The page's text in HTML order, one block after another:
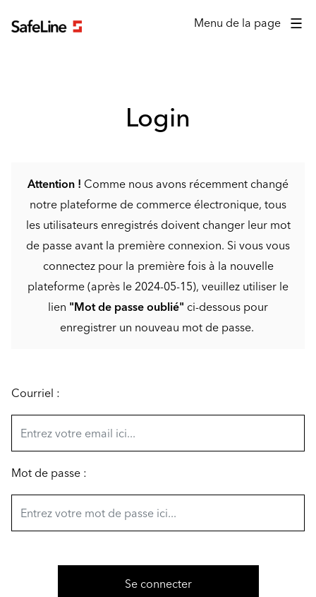
Menu de la page
Login
Attention ! Comme nous avons récemment changé
notre plateforme de commerce électronique, tous
les utilisateurs enregistrés doivent changer leur mot
de passe avant la première connexion. Si vous vous
connectez pour la première fois à la nouvelle
plateforme (après le 2024-05-15), veuillez utiliser le
lien "Mot de passe oublié" ci-dessous pour
enregistrer un nouveau mot de passe.
Formulaire de connexion
Courriel :
Mot de passe :